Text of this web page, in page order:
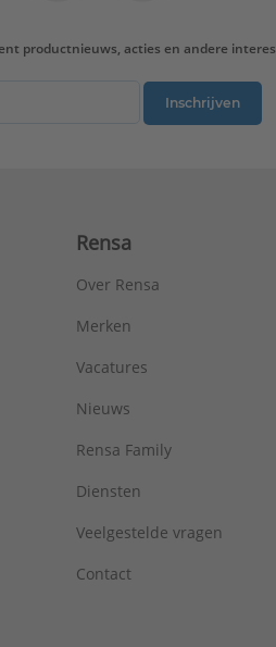
productnieuws, acties en andere
Inschrijven
Rensa
Over Rensa
Merken
Vacatures
Nieuws
Rensa Family
Diensten
Veelgestelde vragen
Contact